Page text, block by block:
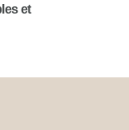
et